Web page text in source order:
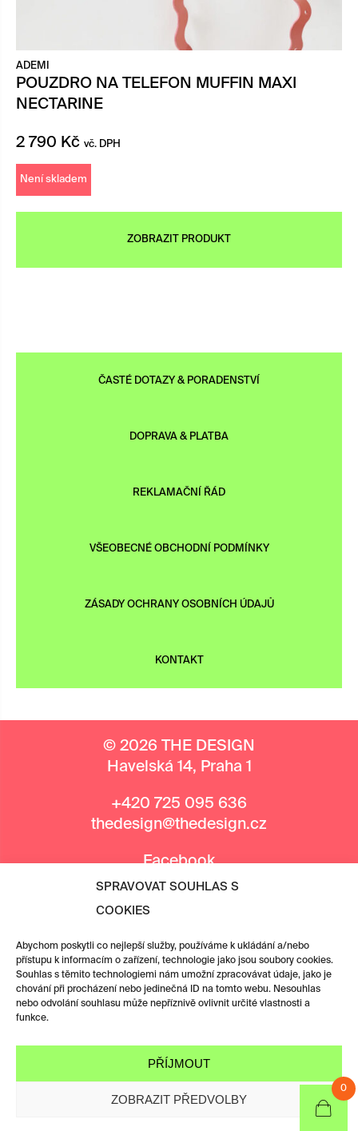
SPRAVOVAT SOUHLAS S
COOKIES
Abychom poskytli co nejlepší služby, používáme k ukládání a/nebo
přístupu k informacím o zařízení, technologie jako jsou soubory cookies.
Souhlas s těmito technologiemi nám umožní zpracovávat údaje, jako je
chování při procházení nebo jedinečná ID na tomto webu. Nesouhlas
nebo odvolání souhlasu může nepříznivě ovlivnit určité vlastnosti a
funkce.
PŘÍJMOUT
ZOBRAZIT PŘEDVOLBY
ADEMI
POUZDRO NA TELEFON MUFFIN MAXI
NECTARINE
2 790 Kč vč. DPH
Není skladem
ZOBRAZIT PRODUKT
ČASTÉ DOTAZY & PORADENSTVÍ
DOPRAVA & PLATBA
REKLAMAČNÍ ŘÁD
VŠEOBECNÉ OBCHODNÍ PODMÍNKY
ZÁSADY OCHRANY OSOBNÍCH ÚDAJŮ
KONTAKT
© 2026 THE DESIGN
Havelská 14, Praha 1
+420 725 095 636
thedesign@thedesign.cz
Facebook
Instagram
0